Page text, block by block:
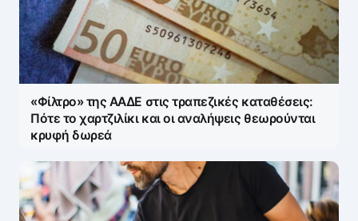
«Φίλτρο» της ΑΑΔΕ στις τραπεζικές καταθέσεις:
Πότε το χαρτζιλίκι και οι αναλήψεις θεωρούνται
κρυφή δωρεά